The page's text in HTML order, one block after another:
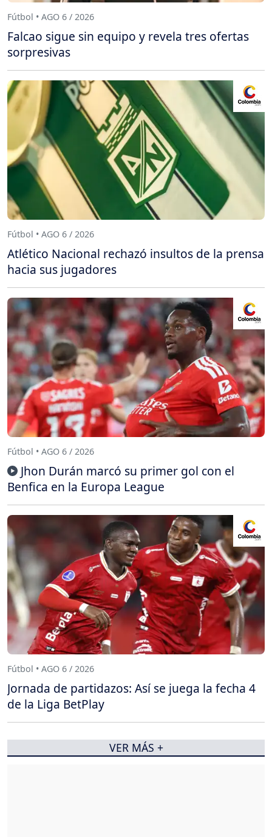
Fútbol • AGO 6 / 2026
Falcao sigue sin equipo y revela tres ofertas
sorpresivas
Fútbol • AGO 6 / 2026
Atlético Nacional rechazó insultos de la prensa
hacia sus jugadores
Fútbol • AGO 6 / 2026
Jhon Durán marcó su primer gol con el
Benfica en la Europa League
Fútbol • AGO 6 / 2026
Jornada de partidazos: Así se juega la fecha 4
de la Liga BetPlay
VER MÁS +